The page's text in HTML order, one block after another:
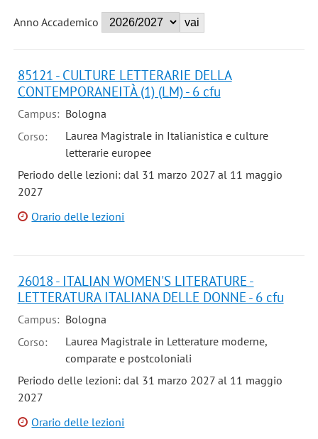
Anno Accademico
85121 - CULTURE LETTERARIE DELLA
CONTEMPORANEITÀ (1) (LM) - 6 cfu
Campus: Bologna
Corso:
Laurea Magistrale in Italianistica e culture
letterarie europee
Periodo delle lezioni: dal 31 marzo 2027 al 11 maggio
2027
Orario delle lezioni
26018 - ITALIAN WOMEN'S LITERATURE -
LETTERATURA ITALIANA DELLE DONNE - 6 cfu
Campus: Bologna
Corso:
Laurea Magistrale in Letterature moderne,
comparate e postcoloniali
Periodo delle lezioni: dal 31 marzo 2027 al 11 maggio
2027
Orario delle lezioni